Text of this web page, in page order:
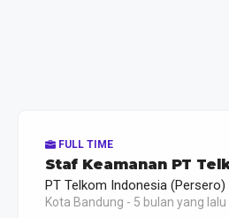
FULL TIME
Staf Keamanan PT
PT Telkom Indonesia (Persero)
Kota Bandung - 5 bulan yang lalu